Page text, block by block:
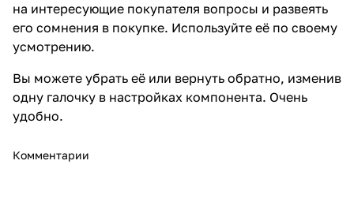
на интересующие покупателя вопросы и развеять
его сомнения в покупке. Используйте её по своему
усмотрению.
Вы можете убрать её или вернуть обратно, изменив
одну галочку в настройках компонента. Очень
удобно.
Комментарии